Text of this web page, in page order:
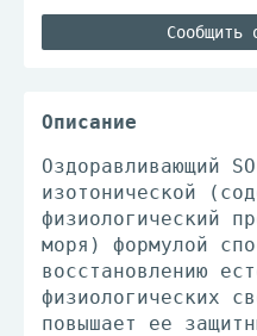
Сообщить
Описание
Оздоравливающий
изотонической
физиологический
моря) формулой
восстановлению
физиологических
повышает ее